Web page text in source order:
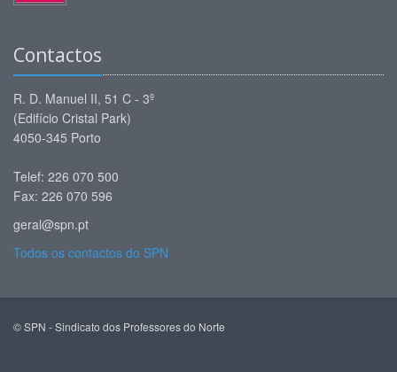
Contactos
R. D. Manuel II, 51 C - 3º
(Edifício Cristal Park)
4050-345 Porto
Telef: 226 070 500
Fax: 226 070 596
geral@spn.pt
Todos os contactos do SPN
© SPN - Sindicato dos Professores do Norte